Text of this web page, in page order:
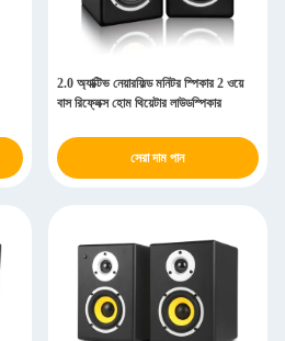
2.0 অ্যাক্টিভ নেয়ারফিল্ড মনিটর স্পিকার 2 ওয়ে
বাস রিফ্লেক্স হোম থিয়েটার লাউডস্পিকার
সেরা দাম পান